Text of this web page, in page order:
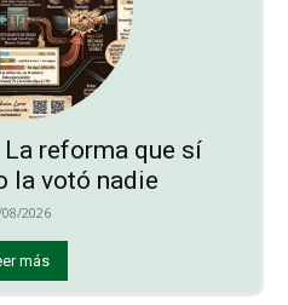
reforma que sí
la votó nadie
2026
más